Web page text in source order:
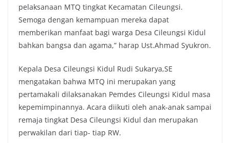
pelaksanaan MTQ tingkat Kecamatan Cileungsi.
Semoga dengan kemampuan mereka dapat
memberikan manfaat bagi warga Desa Cileungsi Kidul
bahkan bangsa dan agama,” harap Ust.Ahmad Syukron.
Kepala Desa Cileungsi Kidul Rudi Sukarya,SE
mengatakan bahwa MTQ ini merupakan yang
pertamakali dilaksanakan Pemdes Cileungsi Kidul masa
kepemimpinannya. Acara diikuti oleh anak-anak sampai
remaja tingkat Desa Cileungsi Kidul dan merupakan
perwakilan dari tiap- tiap RW.